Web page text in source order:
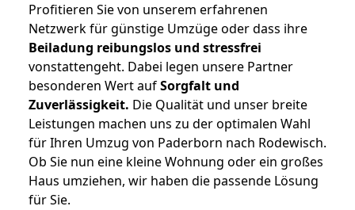
Profitieren Sie von unserem erfahrenen
Netzwerk für günstige Umzüge oder dass ihre
Beiladung reibungslos und stressfrei
vonstattengeht. Dabei legen unsere Partner
besonderen Wert aufSorgfalt und
Zuverlässigkeit. Die Qualität und unser breite
Leistungen machen uns zu der optimalen Wahl
für Ihren Umzug von Paderborn nach Rodewisch.
Ob Sie nun eine kleine Wohnung oder ein großes
Haus umziehen, wir haben die passende Lösung
für Sie.